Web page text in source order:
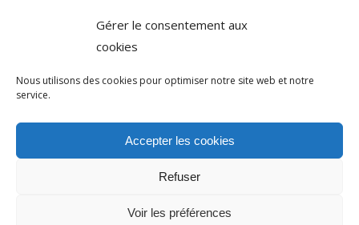
Gérer le consentement aux
cookies
Nous utilisons des cookies pour optimiser notre site web et notre
service.
Accepter les cookies
Refuser
Voir les préférences
Flux des commentaires